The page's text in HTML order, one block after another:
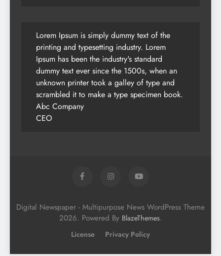
Lorem Ipsum is simply dummy text of the
printing and typesetting industry. Lorem
Ipsum has been the industry's standard
dummy text ever since the 1500s, when an
unknown printer took a galley of type and
scrambled it to make a type specimen book.
Abc Company
CEO
Digital Newspaper - Multipurpose News WordPress Theme
2026. Powered By BlazeThemes.
License Privacy Policy